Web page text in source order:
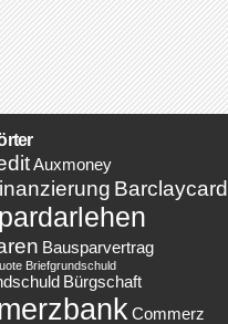
Auxmoney
Barclaycard
Bausparvertrag
Briefgrundschuld
Bürgschaft
Commerz